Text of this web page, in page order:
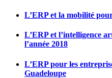
L’ERP et la mobilité
L’ERP et l’intelligence
l’année 2018
L’ERP pour les
Guadeloupe